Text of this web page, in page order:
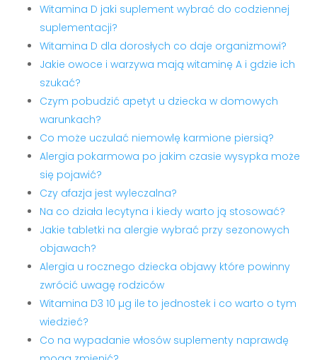
Witamina D jaki suplement wybrać do codziennej
suplementacji?
Witamina D dla dorosłych co daje organizmowi?
Jakie owoce i warzywa mają witaminę A i gdzie ich
szukać?
Czym pobudzić apetyt u dziecka w domowych
warunkach?
Co może uczulać niemowlę karmione piersią?
Alergia pokarmowa po jakim czasie wysypka może
się pojawić?
Czy afazja jest wyleczalna?
Na co działa lecytyna i kiedy warto ją stosować?
Jakie tabletki na alergie wybrać przy sezonowych
objawach?
Alergia u rocznego dziecka objawy które powinny
zwrócić uwagę rodziców
Witamina D3 10 µg ile to jednostek i co warto o tym
wiedzieć?
Co na wypadanie włosów suplementy naprawdę